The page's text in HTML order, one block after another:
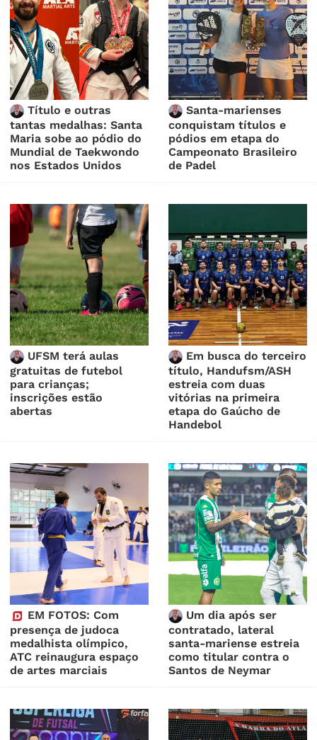
Título e outras
tantas medalhas: Santa
Maria sobe ao pódio do
Mundial de Taekwondo
nos Estados Unidos
Santa-marienses
conquistam títulos e
pódios em etapa do
Campeonato Brasileiro
de Padel
UFSM terá aulas
gratuitas de futebol
para crianças;
inscrições estão
abertas
Em busca do terceiro
título, Handufsm/ASH
estreia com duas
vitórias na primeira
etapa do Gaúcho de
Handebol
EM FOTOS: Com
presença de judoca
medalhista olímpico,
ATC reinaugura espaço
de artes marciais
Um dia após ser
contratado, lateral
santa-mariense estreia
como titular contra o
Santos de Neymar